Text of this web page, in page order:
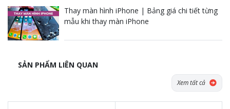
Thay màn hình iPhone | Bảng giá chi tiết từng
mẫu khi thay màn iPhone
SẢN PHẨM LIÊN QUAN
Xem tất cả